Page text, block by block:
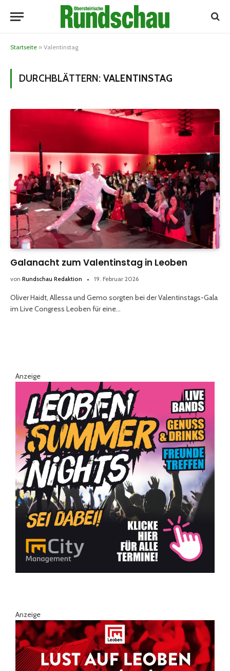
Startseite » Valentinstag
DURCHBLÄTTERN: VALENTINSTAG
Galanacht zum Valentinstag in Leoben
von Rundschau Redaktion 19. Februar 2026
Oliver Haidt, Allessa und Gemo sorgten bei der Valentinstags-Gala
im Live Congress Leoben für eine…
Anzeige
Anzeige